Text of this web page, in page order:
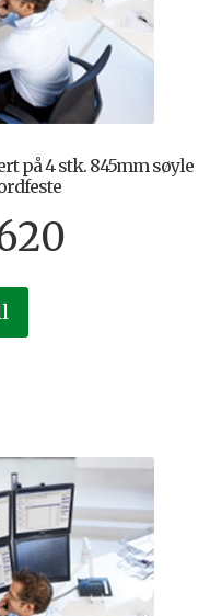
på 4 stk. 845mm søyle